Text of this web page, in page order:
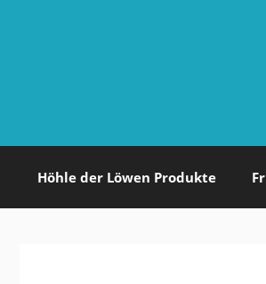
Höhle der Löwen Produkte